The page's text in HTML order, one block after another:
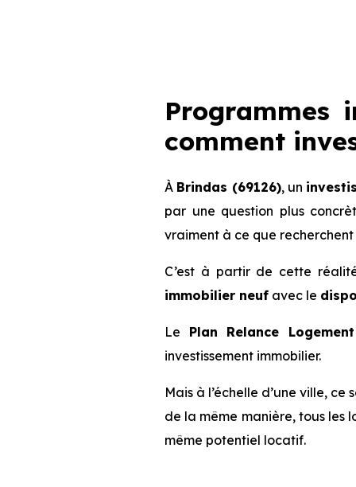
Programmes
comment
À Brindas (69126), un
par une question plus
vraiment à ce que
C’est à partir de cette
immobilier neuf avec le
Le Plan Relance
investissement immobilier.
Mais à l’échelle d’une ville,
de la même manière, tous les
même potentiel locatif.